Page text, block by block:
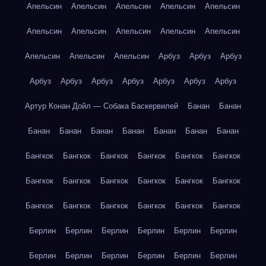
Апельсин Апельсин Апельсин Апельсин Апельсин
Апельсин Апельсин Апельсин Апельсин Апельсин
Апельсин Апельсин Апельсин Арбуз Арбуз Арбуз
Арбуз Арбуз Арбуз Арбуз Арбуз Арбуз Арбуз
Артур Конан Дойл — Собака Баскервилей Банан Банан
Банан Банан Банан Банан Банан Банан Банан
Бангкок Бангкок Бангкок Бангкок Бангкок Бангкок
Бангкок Бангкок Бангкок Бангкок Бангкок Бангкок
Бангкок Бангкок Бангкок Бангкок Бангкок Бангкок
Берлин Берлин Берлин Берлин Берлин Берлин
Берлин Берлин Берлин Берлин Берлин Берлин